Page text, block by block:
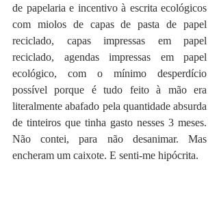
de papelaria e incentivo à escrita ecológicos
com miolos de capas de pasta de papel
reciclado, capas impressas em papel
reciclado, agendas impressas em papel
ecológico, com o mínimo desperdício
possível porque é tudo feito à mão era
literalmente abafado pela quantidade absurda
de tinteiros que tinha gasto nesses 3 meses.
Não contei, para não desanimar. Mas
encheram um caixote. E senti-me hipócrita.